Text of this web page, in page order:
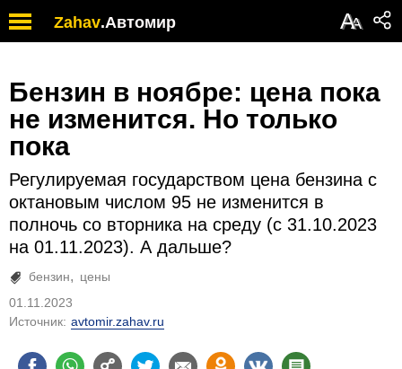
Zahav.Автомир АА
Бензин в ноябре: цена пока
не изменится. Но только
пока
Регулируемая государством цена бензина с
октановым числом 95 не изменится в
полночь со вторника на среду (с 31.10.2023
на 01.11.2023). А дальше?
бензин
цены
01.11.2023
Источник: avtomir.zahav.ru